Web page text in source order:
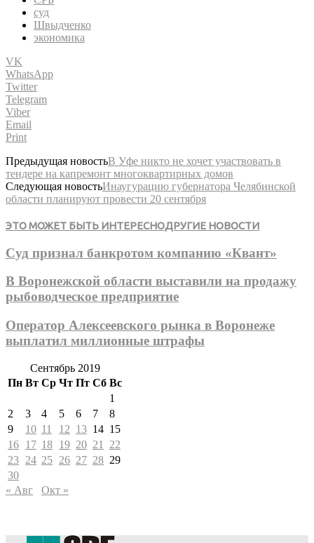
суд
Швыдченко
экономика
VK
WhatsApp
Twitter
Telegram
Viber
Email
Print
Предыдущая новостьВ Уфе никто не хочет участвовать в
тендере на капремонт многоквартирных домов
Следующая новостьИнаугурацию губернатора Челябинской
области планируют провести 20 сентября
ЭТО МОЖЕТ БЫТЬ ИНТЕРЕСНОДРУГИЕ НОВОСТИ
Суд признал банкротом компанию «Квант»
В Воронежской области выставили на продажу
рыбоводческое предприятие
Оператор Алексеевского рынка в Воронеже
выплатил миллионные штрафы
Сентябрь 2019
Пн Вт Ср Чт Пт Сб Вс
1
2
3 4 5 6 7
8
9
10 11 12 13 14 15
16 17 18 19 20 21
22
23 24 25 26 27 28 29
30
« Авг
Окт »